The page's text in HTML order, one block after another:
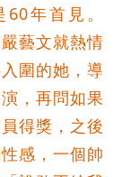
年首見。
藝文就熱情
圍的她，導
，再問如果
得獎，之後
感，一個帥